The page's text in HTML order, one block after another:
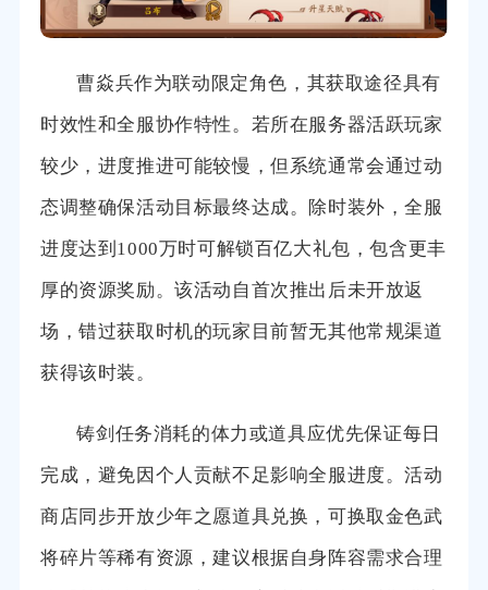
曹焱兵作为联动限定角色，其获取途径具有
时效性和全服协作特性。若所在服务器活跃玩家
较少，进度推进可能较慢，但系统通常会通过动
态调整确保活动目标最终达成。除时装外，全服
进度达到1000万时可解锁百亿大礼包，包含更丰
厚的资源奖励。该活动自首次推出后未开放返
场，错过获取时机的玩家目前暂无其他常规渠道
获得该时装。
铸剑任务消耗的体力或道具应优先保证每日
完成，避免因个人贡献不足影响全服进度。活动
商店同步开放少年之愿道具兑换，可换取金色武
将碎片等稀有资源，建议根据自身阵容需求合理